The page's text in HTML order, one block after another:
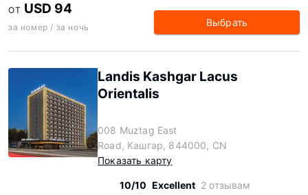
ОТ USD 94
за номер / за ночь Выбрать
Landis Kashgar Lacus
Orientalis
008 Muztag East
Road, Кашгар, 844000, CN
Показать карту
10/10 Excellent 2 отзывам